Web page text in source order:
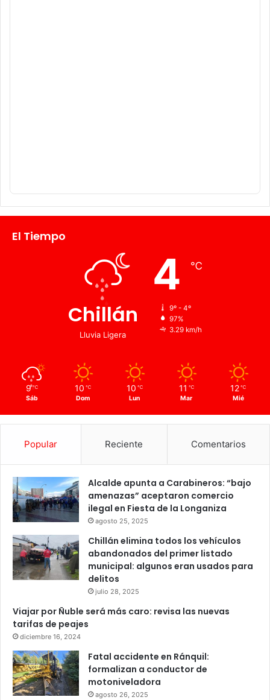
El Tiempo
Chillán
Lluvia Ligera
4 ℃
9º - 4º
97%
3.29 km/h
9 ℃
Sáb
10 ℃
Dom
10 ℃
Lun
11 ℃
Mar
12 ℃
Mié
Popular Reciente Comentarios
Alcalde apunta a Carabineros: “bajo
amenazas” aceptaron comercio
ilegal en Fiesta de la Longaniza
agosto 25, 2025
Chillán elimina todos los vehículos
abandonados del primer listado
municipal: algunos eran usados para
delitos
julio 28, 2025
Viajar por Ñuble será más caro: revisa las nuevas
tarifas de peajes
diciembre 16, 2024
Fatal accidente en Ránquil:
formalizan a conductor de
motoniveladora
agosto 26, 2025